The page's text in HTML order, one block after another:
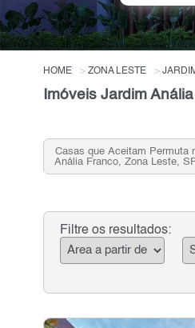
HOME ZONA LESTE
Imóveis Jardim
Casas que Aceitam Permuta
Anália Franco, Zona Leste, SP
Venda
Filtre os resultados: